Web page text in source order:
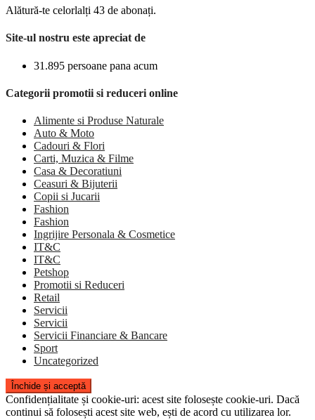
Alătură-te celorlalți 43 de abonați.
Site-ul nostru este apreciat de
31.895 persoane pana acum
Categorii promotii si reduceri online
Alimente si Produse Naturale
Auto & Moto
Cadouri & Flori
Carti, Muzica & Filme
Casa & Decoratiuni
Ceasuri & Bijuterii
Copii si Jucarii
Fashion
Fashion
Ingrijire Personala & Cosmetice
IT&C
IT&C
Petshop
Promotii si Reduceri
Retail
Servicii
Servicii
Servicii Financiare & Bancare
Sport
Uncategorized
Confidențialitate și cookie-uri: acest site folosește cookie-uri. Dacă
continui să folosești acest site web, ești de acord cu utilizarea lor.